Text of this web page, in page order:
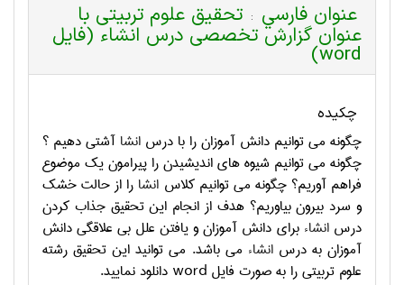
عنوان فارسي : تحقیق علوم تربیتی با
عنوان گزارش تخصصی درس انشاء (فایل
word)
چکیده
چگونه مي توانیم دانش آموزان را با درس انشا آشتي دهیم ؟
چگونه می توانیم شيوه های انديشيدن را پيرامون يک موضوع
فراهم آوریم؟ چگونه می توانیم کلاس انشا را از حالت خشک
و سرد بيرون بياوریم؟ هدف از انجام این تحقیق جذاب کردن
درسانشاء برای دانش آموزان و یافتن علل بی علاقگی دانش
آموزان به درسانشاء می باشد. می توانید این تحقیق رشته
علوم تربیتی را به صورت فایل word دانلود نمایید.